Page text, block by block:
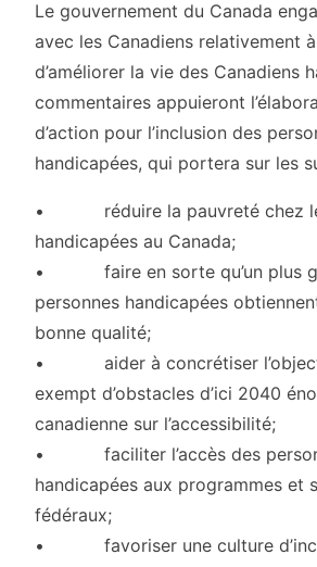
Le gouvernement du Canada
avec les Canadiens relativement
d’améliorer la vie des Canadiens
commentaires appuieront
d’action pour l’inclusion des
handicapées, qui portera sur les
• réduire la pauvreté chez
handicapées au Canada;
• faire en sorte qu’un plus
personnes handicapées
bonne qualité;
• aider à concrétiser l’objectif
exempt d’obstacles d’ici 2040
canadienne sur l’accessibilité;
• faciliter l’accès des
handicapées aux programmes et
fédéraux;
• favoriser une culture